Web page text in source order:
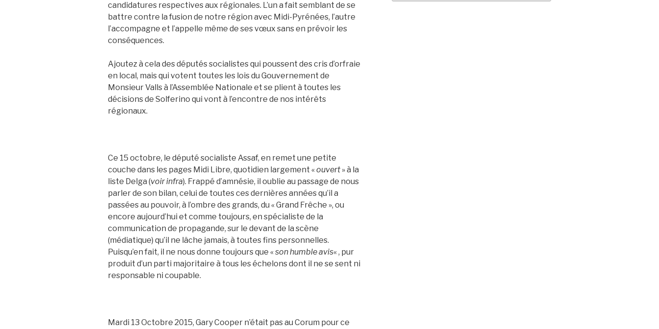
candidatures respectives aux régionales. L’un a fait semblant de se
battre contre la fusion de notre région avec Midi-Pyrénées, l’autre
l’accompagne et l’appelle même de ses vœux sans en prévoir les
conséquences.
Ajoutez à cela des députés socialistes qui poussent des cris d’orfraie
en local, mais qui votent toutes les lois du Gouvernement de
Monsieur Valls à l’Assemblée Nationale et se plient à toutes les
décisions de Solferino qui vont à l’encontre de nos intérêts
régionaux.
Ce 15 octobre, le député socialiste Assaf, en remet une petite
couche dans les pages Midi Libre, quotidien largement «ouvert» à la
liste Delga (voir infra). Frappé d’amnésie, il oublie au passage de nous
parler de son bilan, celui de toutes ces dernières années qu’il a
passées au pouvoir, à l’ombre des grands, du « Grand Frêche », ou
encore aujourd’hui et comme toujours, en spécialiste de la
communication de propagande, sur le devant de la scène
(médiatique) qu’il ne lâche jamais, à toutes fins personnelles.
Puisqu’en fait, il ne nous donne toujours que «son humble avis« , pur
produit d’un parti majoritaire à tous les échelons dont il ne se sent ni
responsable ni coupable.
Mardi 13 Octobre 2015, Gary Cooper n’était pas au Corum pour ce